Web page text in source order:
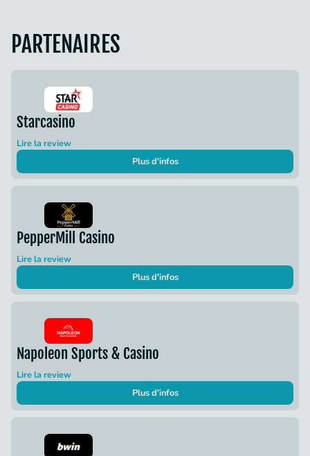
PARTENAIRES
Starcasino
Lire la review
Plus d'infos
PepperMill Casino
Lire la review
Plus d'infos
Napoleon Sports & Casino
Lire la review
Plus d'infos